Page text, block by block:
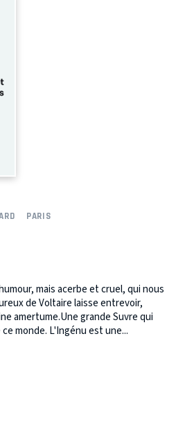
PARIS
mais acerbe et cruel, qui nous
de Voltaire laisse entrevoir,
amertume.Une grande Suvre qui
monde. L'Ingénu est une...